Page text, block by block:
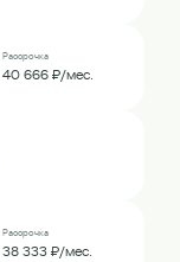
Рассрочка
40 666 ₽/мес.
Рассрочка
38 333 ₽/мес.